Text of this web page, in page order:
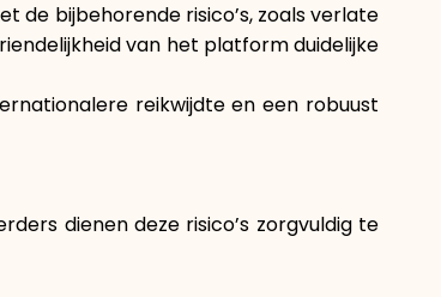
de bijbehorende risico’s, zoals verlate
van het platform duidelijke
reikwijdte en een robuust
dienen deze risico’s zorgvuldig te